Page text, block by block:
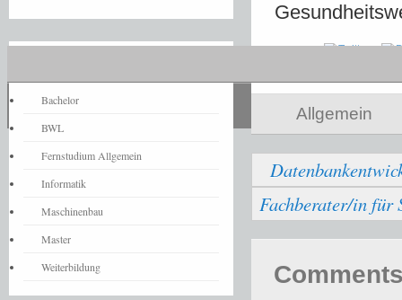
Allgemein
Fachberater/in für
Bachelor
BWL
Fernstudium Allgemein
Informatik
Maschinenbau
Master
Weiterbildung